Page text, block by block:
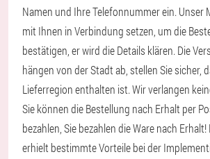
Namen und Ihre Telefonnummer ein. Unser
mit Ihnen in Verbindung setzen, um die
bestätigen, er wird die Details klären. Die
hängen von der Stadt ab, stellen Sie sicher,
Lieferregion enthalten ist. Wir verlangen
Sie können die Bestellung nach Erhalt per
bezahlen, Sie bezahlen die Ware nach
erhielt bestimmte Vorteile bei der